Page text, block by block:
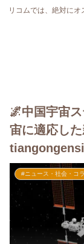
リコムでは、絶対に
🌌中国宇宙
宙に適応し
#ニュース・社会・コ